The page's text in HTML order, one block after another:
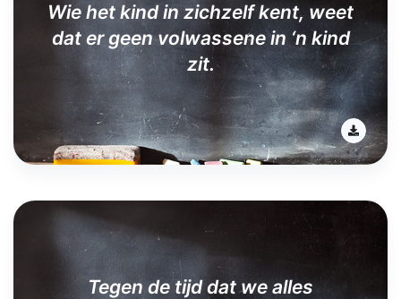
Wie het kind in zichzelf kent, weet
dat er geen volwassene in ‘n kind
zit.
Tegen de tijd dat we alles